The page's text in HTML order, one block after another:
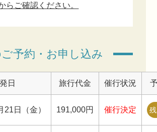
らご確認ください。
予約・お申し込み
日 旅行代金 催行状況
21日（金） 191,000円 催行決定